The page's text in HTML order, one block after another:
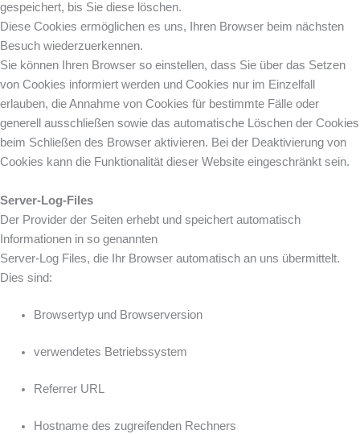
gespeichert, bis Sie diese löschen.
Diese Cookies ermöglichen es uns, Ihren Browser beim nächsten
Besuch wiederzuerkennen.
Sie können Ihren Browser so einstellen, dass Sie über das Setzen
von Cookies informiert werden und Cookies nur im Einzelfall
erlauben, die Annahme von Cookies für bestimmte Fälle oder
generell ausschließen sowie das automatische Löschen der Cookies
beim Schließen des Browser aktivieren. Bei der Deaktivierung von
Cookies kann die Funktionalität dieser Website eingeschränkt sein.
Server-Log-Files
Der Provider der Seiten erhebt und speichert automatisch
Informationen in so genannten
Server-Log Files, die Ihr Browser automatisch an uns übermittelt.
Dies sind:
Browsertyp und Browserversion
verwendetes Betriebssystem
Referrer URL
Hostname des zugreifenden Rechners